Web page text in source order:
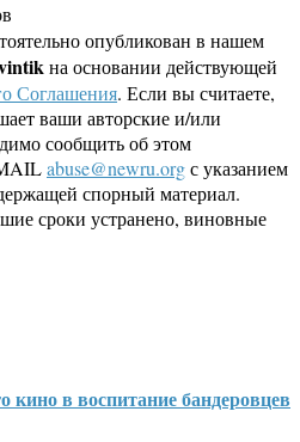
опубликован в нашем
на основании действующей
Соглашения. Если вы считаете,
ваши авторские и/или
сообщить об этом
abuse@newru.orgс указанием
спорный материал.
сроки устранено, виновные
кино в воспитание бандеровцев